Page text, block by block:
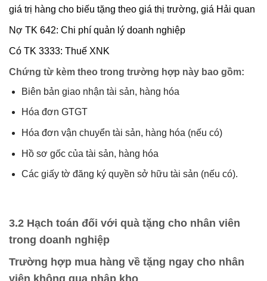
giá trị hàng cho biếu tặng theo giá thị trường, giá Hải quan
Nợ TK 642: Chi phí quản lý doanh nghiệp
Có TK 3333: Thuế XNK
Chứng từ kèm theo trong trường hợp này bao gồm:
Biên bản giao nhận tài sản, hàng hóa
Hóa đơn GTGT
Hóa đơn vận chuyển tài sản, hàng hóa (nếu có)
Hồ sơ gốc của tài sản, hàng hóa
Các giấy tờ đăng ký quyền sở hữu tài sản (nếu có).
3.2 Hạch toán đối với quà tặng cho nhân viên
trong doanh nghiệp
Trường hợp mua hàng về tặng ngay cho nhân
viên không qua nhập kho